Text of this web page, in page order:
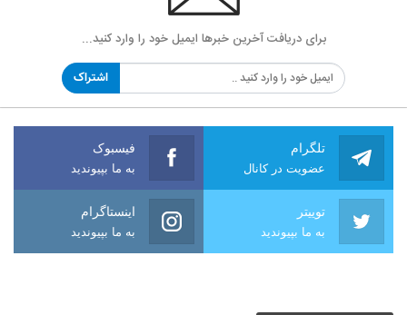
برای دریافت آخرین خبرها ایمیل خود را وارد کنید...
اشتراک
تلگرام
عضویت در کانال
فیسبوک
به ما بپیوندید
توییتر
به ما بپیوندید
اینستاگرام
به ما بپیوندید